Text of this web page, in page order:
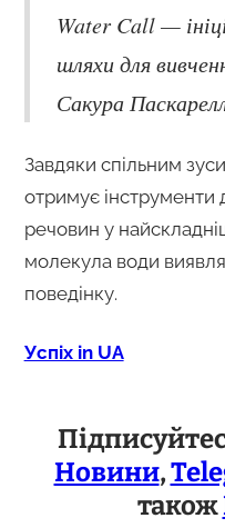
Water Call —
шляхи для
Сакура
Завдяки спільним
отримує інструменти
речовин у
молекула води
поведінку.
Успіх in UA
Новини,
також